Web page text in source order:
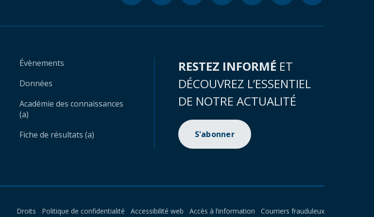
Évènements
Données
Académie des connaissances
(a)
Fiche de résultats (a)
RESTEZ INFORMÉ ET
DÉCOUVREZ L’ESSENTIEL
DE NOTRE ACTUALITÉ
S'abonner
Droits Politique de confidentialité Accessibilité web Accès à l’information
Courriers frauduleux